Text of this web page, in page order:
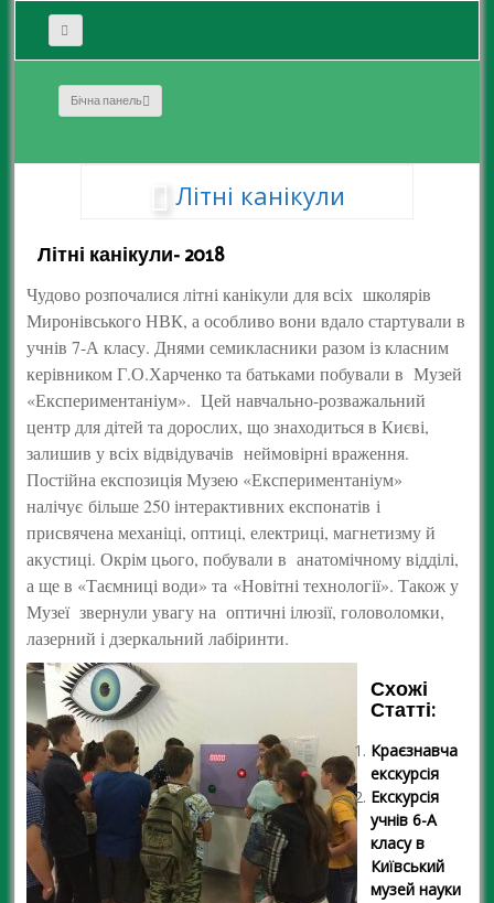
Бічна панель
Літні канікули
Літні канікули- 2018
Чудово розпочалися літні канікули для всіх школярів
Миронівського НВК, а особливо вони вдало стартували в
учнів 7-А класу. Днями семикласники разом із класним
керівником Г.О.Харченко та батьками побували в Музей
«Експериментаніум». Цей навчально-розважальний
центр для дітей та дорослих, що знаходиться в Києві,
залишив у всіх відвідувачів неймовірні враження.
Постійна експозиція Музею «Експериментаніум»
налічує більше 250 інтерактивних експонатів і
присвячена механіці, оптиці, електриці, магнетизму й
акустиці. Окрім цього, побували в анатомічному відділі,
а ще в «Таємниці води» та «Новітні технології». Також у
Музеї звернули увагу на оптичні ілюзії, головоломки,
лазерний і дзеркальний лабіринти.
Схожі
Статті:
Краєзнавча
екскурсія
Екскурсія
учнів 6-А
класу в
Київський
музей науки